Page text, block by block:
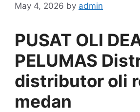
May 4, 2026 by admin
PUSAT OLI
PELUMAS
distributor oli
medan